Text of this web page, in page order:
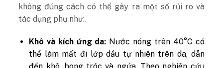
không đúng cách có thể gây ra một số rủi ro và
tác dụng phụ như:.
Khô và kích ứng da: Nước nóng trên 40°C có
thể làm mất đi lớp dầu tự nhiên trên da, dẫn